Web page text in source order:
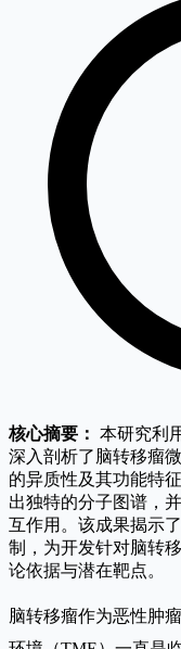
核心摘要： 本研究利
深入剖析了脑转移瘤
的异质性及其功能特
出独特的分子图谱，
互作用。该成果揭示
制，为开发针对脑转
论依据与潜在靶点。
脑转移瘤作为恶性肿